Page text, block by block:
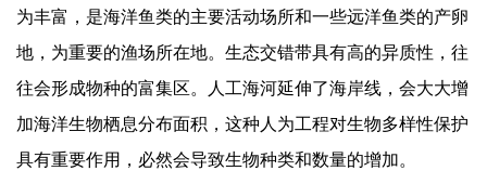
为丰富，是海洋鱼类的主要活动场所和一些远洋鱼类的产卵
地，为重要的渔场所在地。生态交错带具有高的异质性，往
往会形成物种的富集区。人工海河延伸了海岸线，会大大增
加海洋生物栖息分布面积，这种人为工程对生物多样性保护
具有重要作用，必然会导致生物种类和数量的增加。